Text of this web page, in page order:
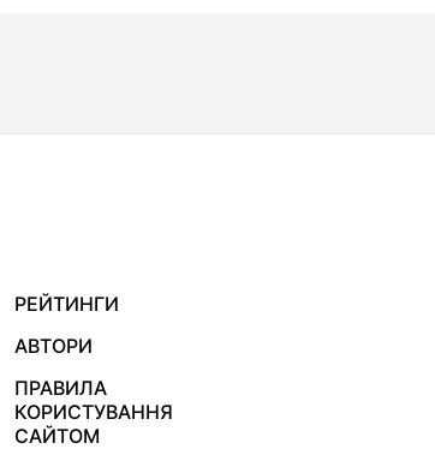
РЕЙТИНГИ
АВТОРИ
ПРАВИЛА
КОРИСТУВАННЯ
САЙТОМ